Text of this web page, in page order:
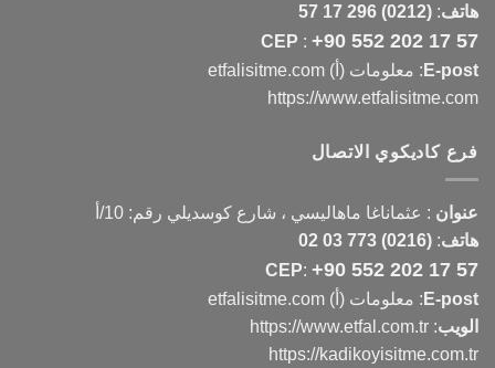
هاتف:
(0212) 296 17 57
CEP : +90 552 202 17 57
E-post : معلومات (أ) etfalisitme.com
https://www.etfalisitme.com
فرع كاديكوي الاتصال
عنوان : عثماناغا ماهاليسي ، شارع كوسديلي رقم: 10/أ
هاتف:
(0216) 773 03 02
CEP: +90 552 202 17 57
E-post : معلومات (أ) etfalisitme.com
الويب:
https://www.etfal.com.tr
https://kadikoyisitme.com.tr